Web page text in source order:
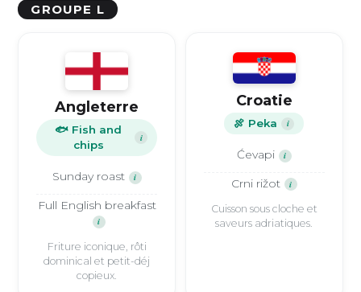
GROUPE L
Angleterre
🐟 Fish and
chips
i
Sunday roast i
Full English breakfast
i
Friture iconique, rôti
dominical et petit-déj
copieux.
Croatie
🍖 Peka i
Ćevapi i
Crni rižot i
Cuisson sous cloche et
saveurs adriatiques.